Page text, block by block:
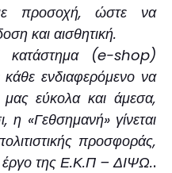
με προσοχή, ώστε να
και αισθητική.
κατάστημα (e-shop)
ενδιαφερόμενο να
μας εύκολα και άμεσα,
η «Γεθσημανή» γίνεται
προσφοράς,
έργο της Ε.Κ.Π – ΔΙΨΩ..